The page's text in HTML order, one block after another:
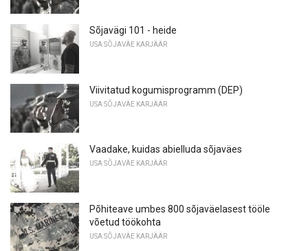
Sõjavägi 101 - heide
USA SÕJAVÄE KARJÄÄR
Viivitatud kogumisprogramm (DEP)
USA SÕJAVÄE KARJÄÄR
Vaadake, kuidas abielluda sõjaväes
USA SÕJAVÄE KARJÄÄR
Põhiteave umbes 800 sõjaväelasest tööle
võetud töökohta
USA SÕJAVÄE KARJÄÄR